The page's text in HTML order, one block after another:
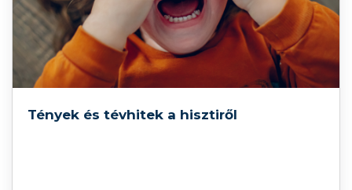
Tények és tévhitek a hisztiről